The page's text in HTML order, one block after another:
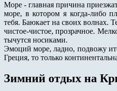
Море - главная причина
море, в котором я когда-либо
тебя. Баюкает на своих волнах.
чистое-чистое, прозрачное.
тычутся носиками.
Эмоций море, ладно, подвожу
Греция, то только
Зимний отдых на